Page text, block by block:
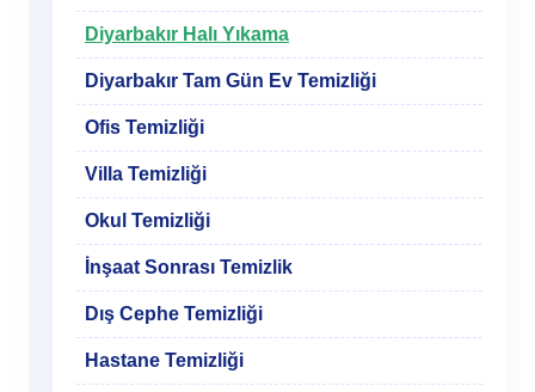
Diyarbakır Halı Yıkama
Diyarbakır Tam Gün Ev Temizliği
Ofis Temizliği
Villa Temizliği
Okul Temizliği
İnşaat Sonrası Temizlik
Dış Cephe Temizliği
Hastane Temizliği